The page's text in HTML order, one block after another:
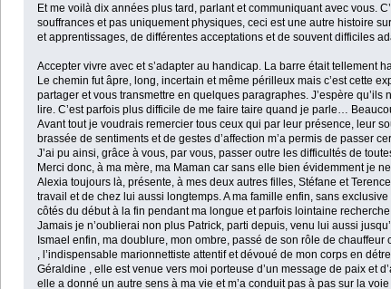
Et me voilà dix années plus tard, parlant et communiquant avec vous.
souffrances et pas uniquement physiques, ceci est une autre histoire
et apprentissages, de différentes acceptations et de souvent difficiles
Accepter vivre avec et s’adapter au handicap. La barre était tellement
Le chemin fut âpre, long, incertain et même périlleux mais c’est cette
partager et vous transmettre en quelques paragraphes. J’espère
lire. C’est parfois plus difficile de me faire taire quand je parle…
Avant tout je voudrais remercier tous ceux qui par leur présence, leur
brassée de sentiments et de gestes d’affection m’a permis de passer
J’ai pu ainsi, grâce à vous, par vous, passer outre les difficultés de
Merci donc, à ma mère, ma Maman car sans elle bien évidemment je
Alexia toujours là, présente, à mes deux autres filles, Stéfane et
travail et de chez lui aussi longtemps. A ma famille enfin, sans
côtés du début à la fin pendant ma longue et parfois lointaine
Jamais je n’oublierai non plus Patrick, parti depuis, venu lui aussi
Ismael enfin, ma doublure, mon ombre, passé de son rôle de
, l’indispensable marionnettiste attentif et dévoué de mon corps en
Géraldine , elle est venue vers moi porteuse d’un message de paix et
elle a donné un autre sens à ma vie et m’a conduit pas à pas sur la